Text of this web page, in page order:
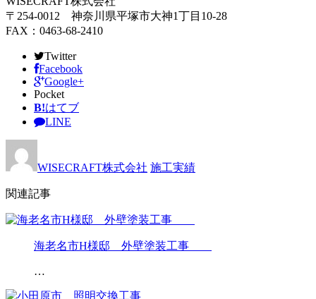
〒254-0012 神奈川県平塚市大神1丁目10-28
FAX：0463-68-2410
Twitter
Facebook
Google+
Pocket
B!はてブ
LINE
WISECRAFT株式会社 施工実績
関連記事
海老名市H様邸 外壁塗装工事
…